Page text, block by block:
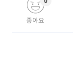
좋아요